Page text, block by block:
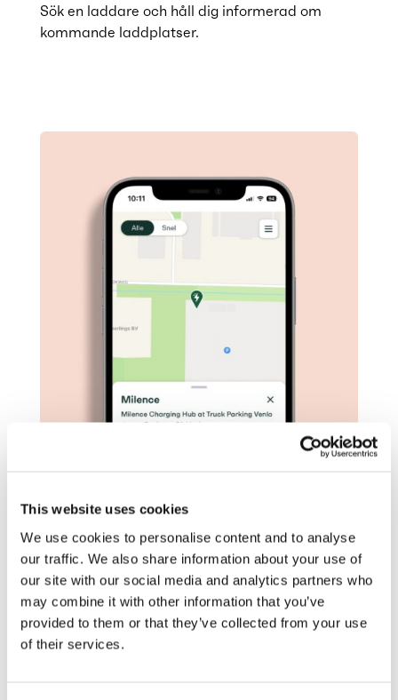
This website uses cookies
We use cookies to personalise content and to analyse
our traffic. We also share information about your use of
our site with our social media and analytics partners who
may combine it with other information that you’ve
provided to them or that they’ve collected from your use
of their services.
Sök en laddare och håll dig informerad om
kommande laddplatser.
Kolla laddtillgängligheten
Omedelbara besked om antalet tillgängliga
laddare på en viss plats och de laddhastigheter
som erbjuds.